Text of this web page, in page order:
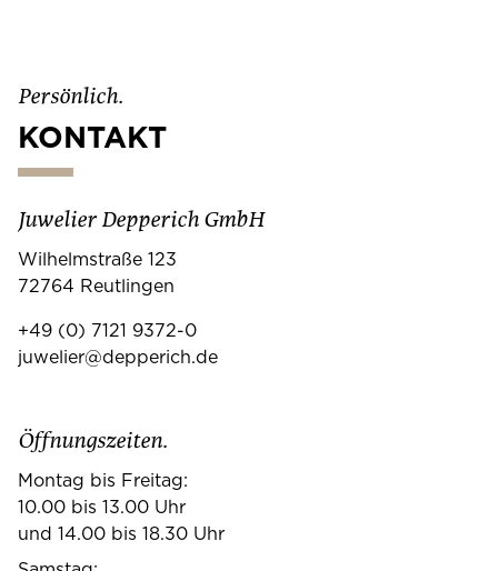
Persönlich.
KONTAKT
Juwelier Depperich GmbH
Wilhelmstraße 123
72764 Reutlingen
+49 (0) 7121 9372-0
juwelier@depperich.de
Öffnungszeiten.
Montag bis Freitag:
10.00 bis 13.00 Uhr
und 14.00 bis 18.30 Uhr